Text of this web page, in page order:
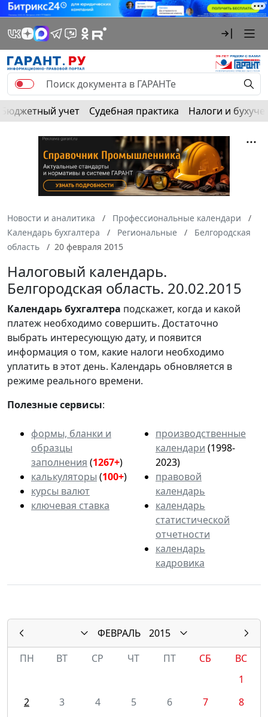
Бюджетный учет Судебная практика Налоги и
Новости и аналитика
Профессиональные календари
Календарь бухгалтера
Региональные
Белгородская
область
20 февраля 2015
Налоговый календарь.
Белгородская область. 20.02.2015
Календарьбухгалтера подскажет, когда и какой
платеж необходимо совершить. Достаточно
выбрать интересующую дату, и появится
информация о том, какие налоги необходимо
уплатить в этот день. Календарь обновляется в
режиме реального времени.
Полезные сервисы:
формы, бланки и
образцы
заполнения (1267+)
калькуляторы (100+)
курсы валют
ключевая ставка
производственные
календари (1998-
2023)
правовой
календарь
календарь
статистической
отчетности
календарь
кадровика
ФЕВРАЛЬ
2015
ПН
ВТ СР ЧТ ПТ СБ
ВС
1
2
3 4 5 6 7
8